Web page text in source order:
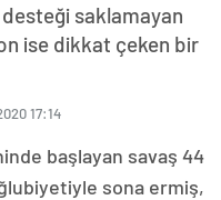
saklamayan
ise dikkat çeken bir
17:14
başlayan savaş 44
sona ermiş,